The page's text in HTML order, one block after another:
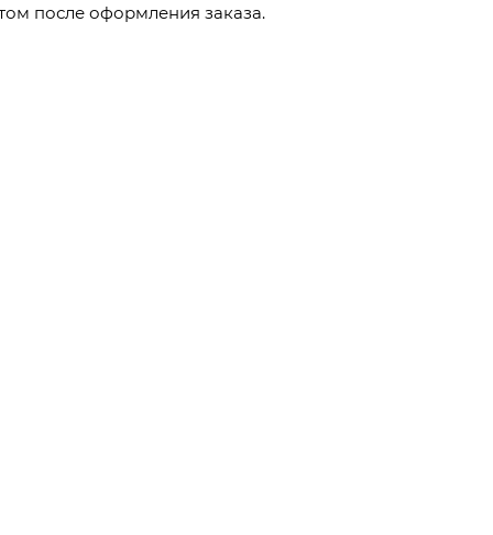
после оформления заказа.